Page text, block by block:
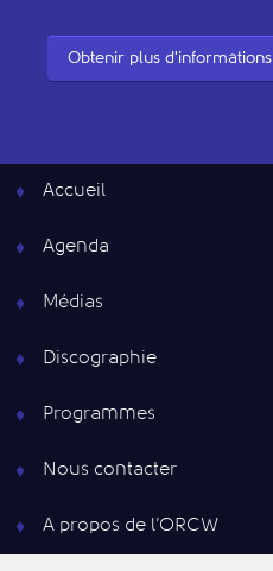
Obtenir plus d'informations
Accueil
Agenda
Médias
Discographie
Programmes
Nous contacter
A propos de l’ORCW